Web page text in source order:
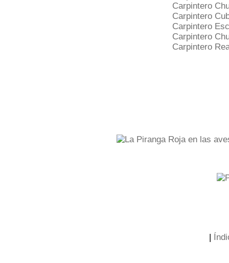
Carpintero
Carpintero
Carpintero
Carpintero
Carpintero
|